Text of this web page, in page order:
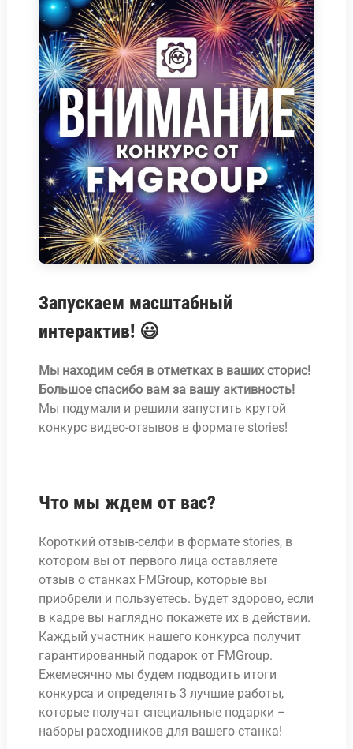
Запускаем масштабный
интерактив! 😃
Мы находим себя в отметках в ваших сторис!
Большое спасибо вам за вашу активность!
Мы подумали и решили запустить крутой
конкурс видео-отзывов в формате stories!
Что мы ждем от вас?
Короткий отзыв-селфи в формате stories, в
котором вы от первого лица оставляете
отзыв о станках FMGroup, которые вы
приобрели и пользуетесь. Будет здорово, если
в кадре вы наглядно покажете их в действии.
Каждый участник нашего конкурса получит
гарантированный подарок от FMGroup.
Ежемесячно мы будем подводить итоги
конкурса и определять 3 лучшие работы,
которые получат специальные подарки –
наборы расходников для вашего станка!